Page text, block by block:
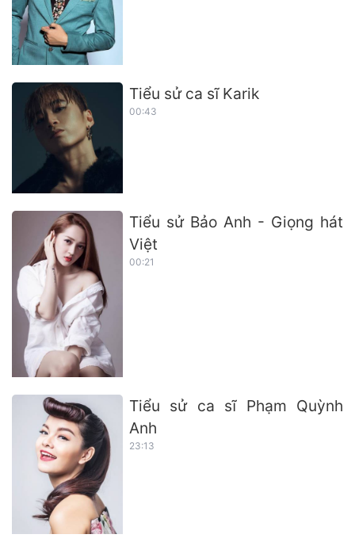
Tiểu sử ca sĩ Karik
00:43
Tiểu sử Bảo Anh - Giọng hát
Việt
00:21
Tiểu sử ca sĩ Phạm Quỳnh
Anh
23:13